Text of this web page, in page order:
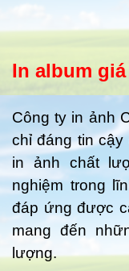
In album
Công ty in ảnh
chỉ đáng tin
in ảnh chất
nghiệm trong
đáp ứng được
mang đến
lượng.